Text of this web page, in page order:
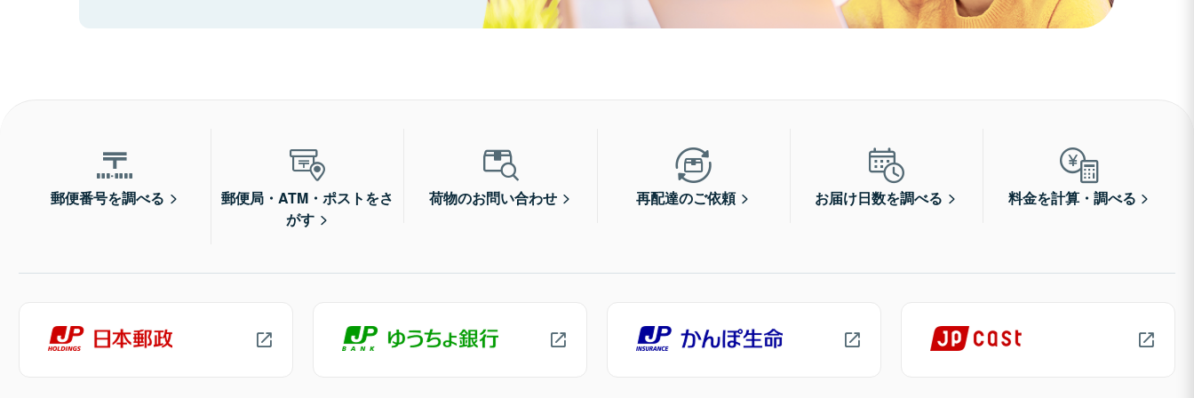
郵便番号を調べる
郵便局・ATM・ポストをさ
がす
荷物のお問い合わせ 再配達のご依頼 お届け日数を調べる 料金を計算・調べる